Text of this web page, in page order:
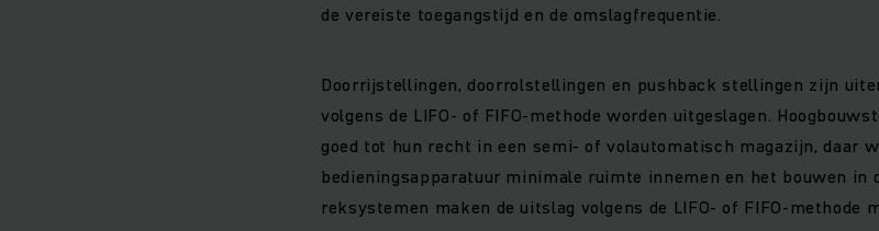
de vereiste toegangstijd en de omslagfrequentie.
Doorrijstellingen, doorrolstellingen en pushback stellingen zijn
volgens de LIFO- of FIFO-methode worden uitgeslagen.
goed tot hun recht in een semi- of volautomatisch magazijn, daar
bedieningsapparatuur minimale ruimte innemen en het bouwen in
reksystemen maken de uitslag volgens de LIFO- of FIFO-methode